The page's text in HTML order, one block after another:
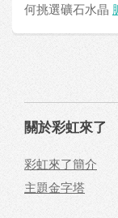
何挑選礦石水晶
關於彩虹來了
彩虹來了簡介
主題金字塔